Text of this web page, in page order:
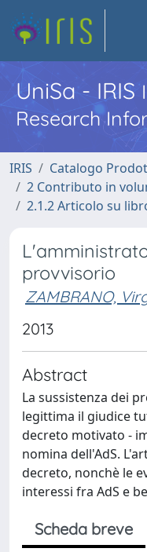
UniSa - IRIS
Research
IRIS
Catalogo
2 Contributo in
2.1.2 Articolo su
provvisorio
ZAMBRANO,
2013
Abstract
La sussistenza dei
legittima il giudice
decreto motivato -
nomina dell'AdS.
decreto, nonchè le
interessi fra AdS e
Scheda breve